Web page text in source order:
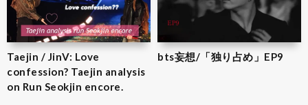
Taejin / JinV: Love
confession? Taejin analysis
on Run Seokjin encore.
bts妄想/「独り占め」EP9